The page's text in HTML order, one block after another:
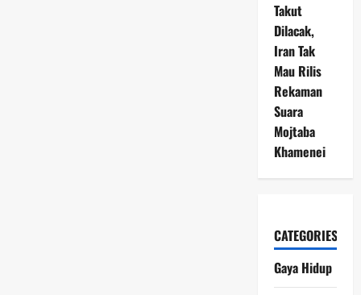
Takut
Dilacak,
Iran Tak
Mau Rilis
Rekaman
Suara
Mojtaba
Khamenei
CATEGORIES
Gaya Hidup